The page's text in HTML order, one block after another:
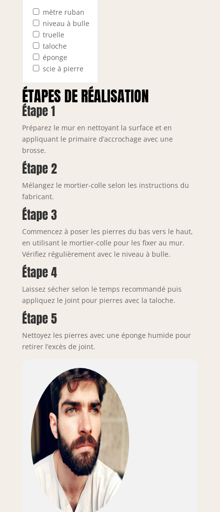
mètre ruban
niveau à bulle
truelle
taloche
éponge
scie à pierre
ÉTAPES DE RÉALISATION
Étape 1
Préparez le mur en nettoyant la surface et en
appliquant le primaire d’accrochage avec une
brosse.
Étape 2
Mélangez le mortier-colle selon les instructions du
fabricant.
Étape 3
Commencez à poser les pierres du bas vers le haut,
en utilisant le mortier-colle pour les fixer au mur.
Vérifiez régulièrement avec le niveau à bulle.
Étape 4
Laissez sécher selon le temps recommandé puis
appliquez le joint pour pierres avec la taloche.
Étape 5
Nettoyez les pierres avec une éponge humide pour
retirer l’excès de joint.